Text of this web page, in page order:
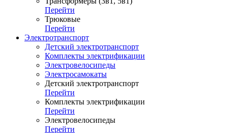
Перейти
Трюковые
Перейти
Электротранспорт
Детский электротранспорт
Комплекты электрификации
Электровелосипеды
Электросамокаты
Детский электротранспорт
Перейти
Комплекты электрификации
Перейти
Электровелосипеды
Перейти